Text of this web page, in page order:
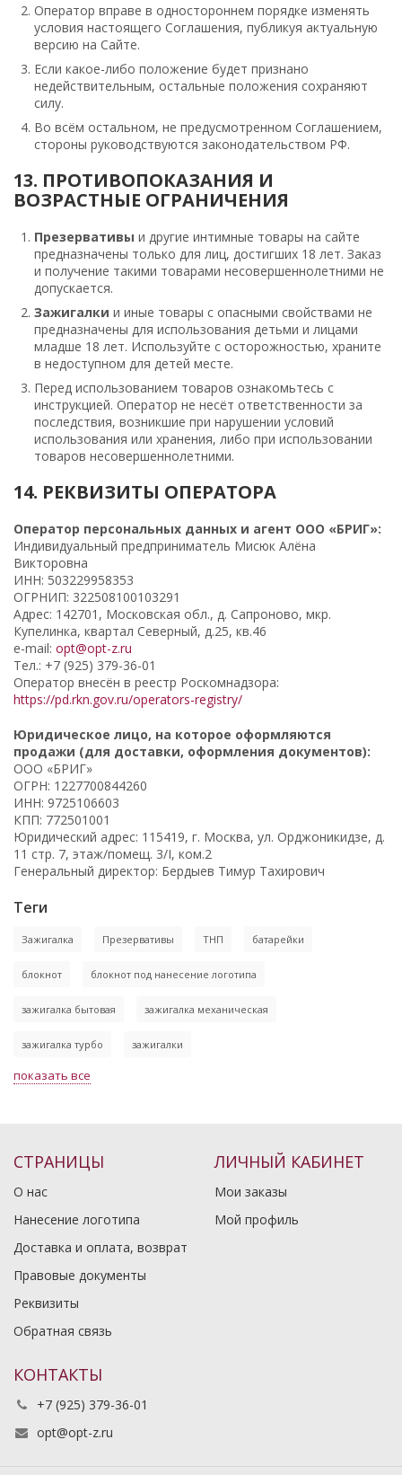
Оператор вправе в одностороннем порядке изменять
условия настоящего Соглашения, публикуя актуальную
версию на Сайте.
Если какое-либо положение будет признано
недействительным, остальные положения сохраняют
силу.
Во всём остальном, не предусмотренном Соглашением,
стороны руководствуются законодательством РФ.
13. ПРОТИВОПОКАЗАНИЯ И
ВОЗРАСТНЫЕ ОГРАНИЧЕНИЯ
Презервативы и другие интимные товары на сайте
предназначены только для лиц, достигших 18 лет. Заказ
и получение такими товарами несовершеннолетними не
допускается.
Зажигалки и иные товары с опасными свойствами не
предназначены для использования детьми и лицами
младше 18 лет. Используйте с осторожностью, храните
в недоступном для детей месте.
Перед использованием товаров ознакомьтесь с
инструкцией. Оператор не несёт ответственности за
последствия, возникшие при нарушении условий
использования или хранения, либо при использовании
товаров несовершеннолетними.
14. РЕКВИЗИТЫ ОПЕРАТОРА
Оператор персональных данных и агент ООО «БРИГ»:
Индивидуальный предприниматель Мисюк Алёна
Викторовна
ИНН: 503229958353
ОГРНИП: 322508100103291
Адрес: 142701, Московская обл., д. Сапроново, мкр.
Купелинка, квартал Северный, д.25, кв.46
e-mail: opt@opt-z.ru
Тел.: +7 (925) 379-36-01
Оператор внесён в реестр Роскомнадзора:
https://pd.rkn.gov.ru/operators-registry/
Юридическое лицо, на которое оформляются
продажи (для доставки, оформления документов):
ООО «БРИГ»
ОГРН: 1227700844260
ИНН: 9725106603
КПП: 772501001
Юридический адрес: 115419, г. Москва, ул. Орджоникидзе, д.
11 стр. 7, этаж/помещ. 3/I, ком.2
Генеральный директор: Бердыев Тимур Тахирович
Теги
Зажигалка Презервативы ТНП батарейки
блокнот блокнот под нанесение логотипа
зажигалка бытовая зажигалка механическая
зажигалка турбо зажигалки
показать все
СТРАНИЦЫ
О нас
Нанесение логотипа
Доставка и оплата, возврат
Правовые документы
Реквизиты
Обратная связь
ЛИЧНЫЙ КАБИНЕТ
Мои заказы
Мой профиль
КОНТАКТЫ
+7 (925) 379-36-01
opt@opt-z.ru